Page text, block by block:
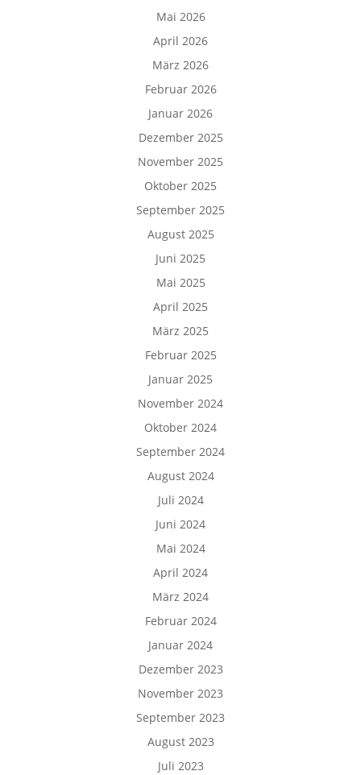
Mai 2026
April 2026
März 2026
Februar 2026
Januar 2026
Dezember 2025
November 2025
Oktober 2025
September 2025
August 2025
Juni 2025
Mai 2025
April 2025
März 2025
Februar 2025
Januar 2025
November 2024
Oktober 2024
September 2024
August 2024
Juli 2024
Juni 2024
Mai 2024
April 2024
März 2024
Februar 2024
Januar 2024
Dezember 2023
November 2023
September 2023
August 2023
Juli 2023